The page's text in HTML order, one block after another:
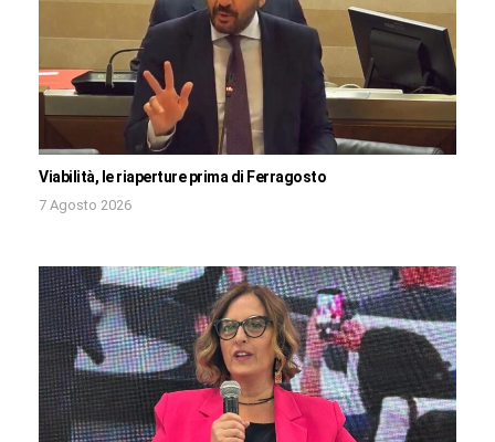
Viabilità, le riaperture prima di Ferragosto
7 Agosto 2026